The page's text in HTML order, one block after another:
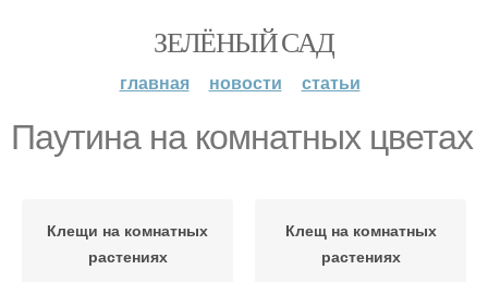
ЗЕЛЁНЫЙ САД
главная новости статьи
Паутина на комнатных цветах
Клещи на комнатных
растениях
Клещ на комнатных
растениях